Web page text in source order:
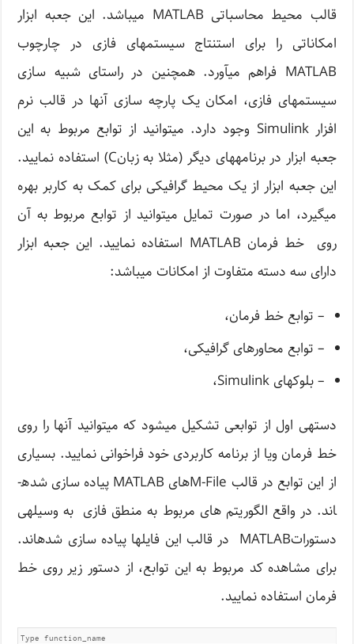
قالب محیط محاسباتی MATLAB می­باشد. این جعبه ابزار
امکاناتی را برای استنتاج سیستم­های فازی در چارچوب
MATLAB فراهم می­آورد. همچنین در راستای شبیه سازی
سیستم­های فازی، امکان یک پارچه سازی آنها در قالب نرم
افزار Simulink وجود دارد. می­توانید از توابع مربوط به این
جعبه ابزار در برنامه­های دیگر (مثلا به زبانC) استفاده نمایید.
این جعبه ابزار از یک محیط گرافیکی برای کمک به کاربر بهره
می­گیرد، اما در صورت تمایل می­توانید از توابع مربوط به آن
روی خط فرمان MATLAB استفاده نمایید. این جعبه ابزار
دارای سه دسته متفاوت از امکانات می­باشد:
– توابع خط فرمان،
– توابع محاوره­ای گرافیکی،
– بلوک­های Simulink،
دسته­ی اول از توابعی تشکیل می­شود که می­توانید آنها را روی
خط فرمان ویا از برنامه کاربردی خود فراخوانی نمایید. بسیاری
از این توابع در قالب M-File­های MATLAB پیاده سازی شده­
اند. در واقع الگوریتم های مربوط به منطق فازی به وسیله­ی
دستوراتMATLAB در قالب این فایل­ها پیاده سازی شده­اند.
برای مشاهده کد مربوط به این توابع، از دستور زیر روی خط
فرمان استفاده نمایید.
Type function_name